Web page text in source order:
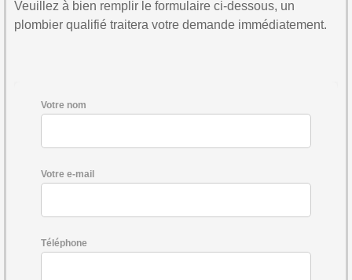
Veuillez à bien remplir le formulaire ci-dessous, un
plombier qualifié traitera votre demande immédiatement.
Votre nom
Votre e-mail
Téléphone